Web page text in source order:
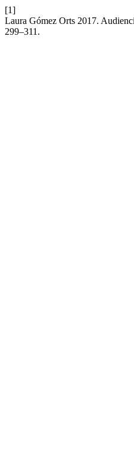
[1]
Laura Gómez Orts 2017.
299–311.